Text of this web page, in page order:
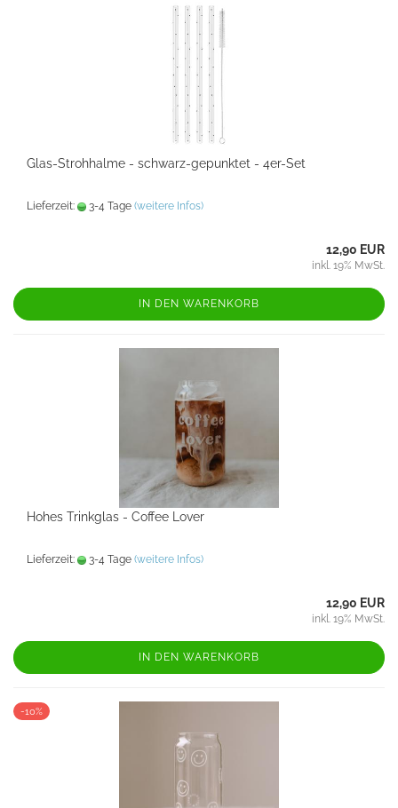
Glas-Strohhalme - schwarz-gepunktet - 4er-Set
Lieferzeit: 3-4 Tage (weitere Infos)
12,90 EUR
inkl. 19% MwSt.
IN DEN WARENKORB
Hohes Trinkglas - Coffee Lover
Lieferzeit: 3-4 Tage (weitere Infos)
12,90 EUR
inkl. 19% MwSt.
IN DEN WARENKORB
-10%